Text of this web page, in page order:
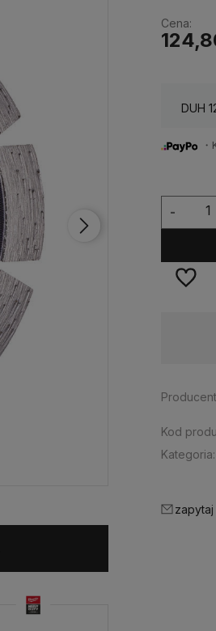
Cena:
DUH
-
> 3 szt.
Kod
Kategoria: